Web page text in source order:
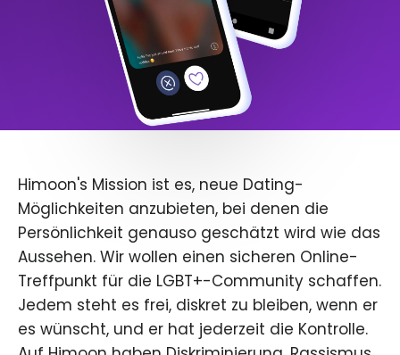
Himoon's Mission ist es, neue Dating-
Möglichkeiten anzubieten, bei denen die
Persönlichkeit genauso geschätzt wird wie das
Aussehen. Wir wollen einen sicheren Online-
Treffpunkt für die LGBT+-Community schaffen.
Jedem steht es frei, diskret zu bleiben, wenn er
es wünscht, und er hat jederzeit die Kontrolle.